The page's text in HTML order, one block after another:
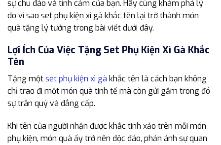
sự chu đáo và tình cảm của bạn. Hãy cùng khám phá lý
do vì sao set phụ kiện xì gà khắc tên lại trở thành món
quà tặng lý tưởng trong bài viết dưới đây.
Lợi Ích Của Việc Tặng Set Phụ Kiện Xì Gà Khắc
Tên
Tặng mộtset phụ kiện xì gà khắc tên là cách bạn không
chỉ trao đi một món quà tinh tế mà còn gửi gắm trong đó
sự trân quý và đẳng cấp.
Khi tên của người nhận được khắc tinh xảo trên mỗi món
phụ kiện, món quà ấy trở nên độc đáo, phản ánh sự quan